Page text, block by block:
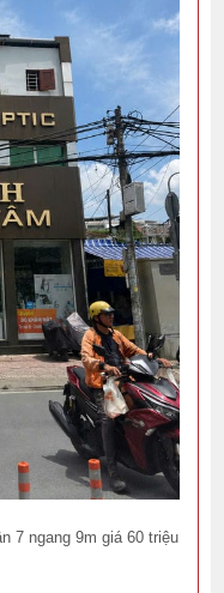
7 ngang 9m giá 60 triệu